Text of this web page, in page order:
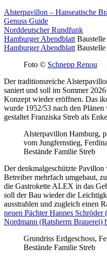
Alsterpavillon – Hanseatische
Genuss Guide
Norddeutscher Rundfunk
Hamburger Abendblatt Baustelle
Hamburger Abendblatt
Foto © Schnepp Renou
Der traditionsreiche
saniert und soll im Sommer
Konzept wieder eröffnen. Das
wurde 1952/53 nach den
gestaltet Franziska Streb als
Alsterpavillon Hamburg,
vom Jungfernstieg,
Bestände Familie Streb
Der denkmalgeschützte Pavillon
Betreiber mehrfach umgebaut,
die Gastrokette ALEX in das
soll der Bau wieder die
ausstrahlen und zugleich einen
neuen Pächter Hannes
Nordmann (Ratsherrn Brauerei)
Grundriss Erdgeschoss,
Bestände Familie Streb